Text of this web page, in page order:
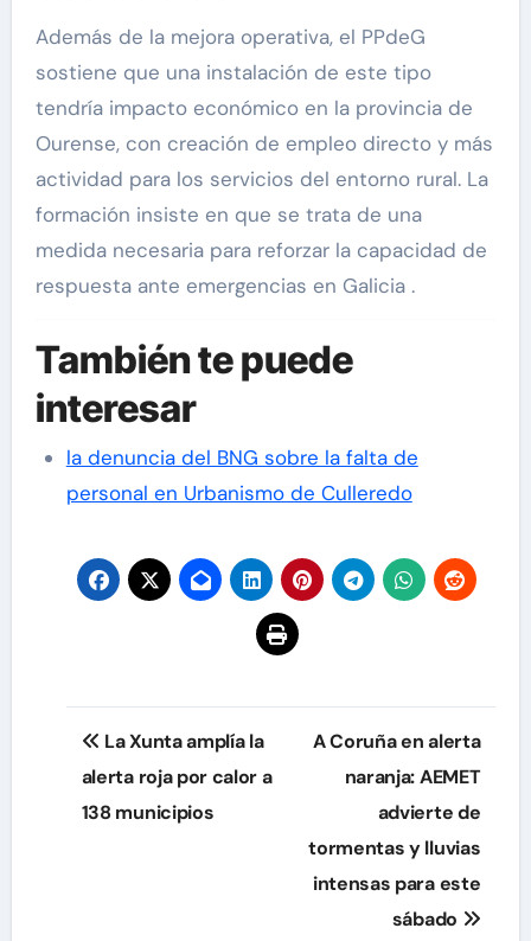
Además de la mejora operativa, el PPdeG
sostiene que una instalación de este tipo
tendría impacto económico en la provincia de
Ourense, con creación de empleo directo y más
actividad para los servicios del entorno rural. La
formación insiste en que se trata de una
medida necesaria para reforzar la capacidad de
respuesta ante emergencias en Galicia .
También te puede
interesar
la denuncia del BNG sobre la falta de
personal en Urbanismo de Culleredo
Navegación
de
entradas
La Xunta amplía la
alerta roja por calor a
138 municipios
A Coruña en alerta
naranja: AEMET
advierte de
tormentas y lluvias
intensas para este
sábado